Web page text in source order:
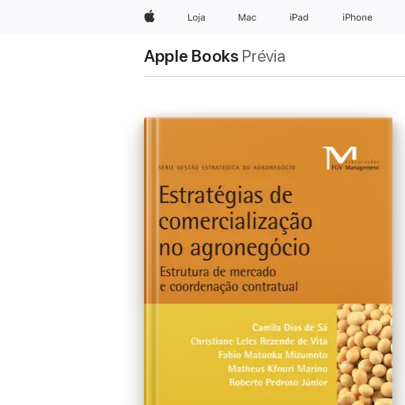
AppleLoja Mac iPad iPhone
Apple Books Prévia